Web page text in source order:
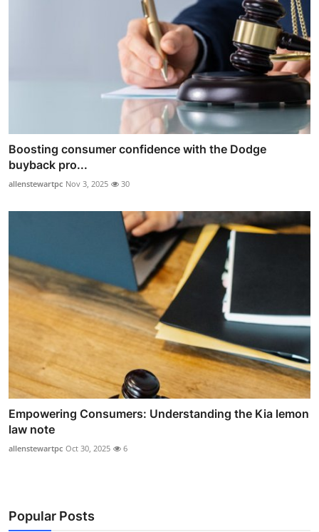
Boosting consumer confidence with the Dodge
buyback pro...
allenstewartpc Nov 3, 2025 30
Empowering Consumers: Understanding the Kia lemon
law note
allenstewartpc Oct 30, 2025 6
Popular Posts